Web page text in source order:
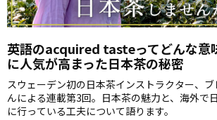
英語のacquired tasteってどんな意
に人気が高まった日本茶の秘密
スウェーデン初の日本茶インストラクター、
んによる連載第3回。日本茶の魅力と、海外で
に行っている工夫について語ります。